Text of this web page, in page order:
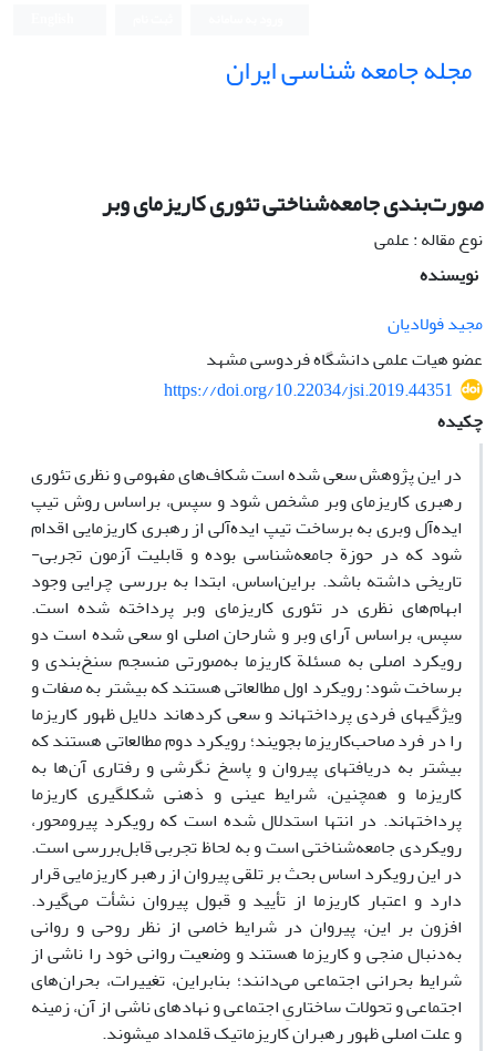
مجله جامعه شناسی ایران
صورت‌بندی جامعه‌شناختی تئوری کاریزمای وبر
نوع مقاله : علمی
نویسنده
مجید فولادیان
عضو هیات علمی دانشگاه فردوسی مشهد
https://doi.org/10.22034/jsi.2019.44351
چکیده
در این پژوهش سعی شده است شکاف‌های مفهومی و نظری تئوری
رهبری کاریزمای وبر مشخص شود و سپس، براساس روش تیپ
ایده‌آل وبری به برساخت تیپ ایده‌آلی از رهبری کاریزمایی اقدام
شود که در حوزة جامعه‌شناسی بوده و قابلیت آزمون تجربی-
تاریخی داشته باشد. براین‌اساس، ابتدا به بررسی چرایی وجود
ابهام‌های نظری در تئوری کاریزمای وبر پرداخته شده است.
سپس، براساس آرای وبر و شارحان اصلی او سعی شده است دو
رویکرد اصلی به مسئلة کاریزما به‌صورتی منسجم سنخ‌بندی و
برساخت شود: رویکرد اول مطالعاتی هستند که بیشتر به صفات و
ویژگی‏های فردی پرداخته‏اند و سعی کرده‏اند دلایل ظهور کاریزما
را در فرد صاحب‌کاریزما بجویند؛ رویکرد دوم مطالعاتی هستند که
بیشتر به دریافت‏های پیروان و پاسخ نگرشی و رفتاری آن‌ها به
کاریزما و همچنین، شرایط عینی و ذهنی شکل‏گیری کاریزما
پرداخته‏اند. در انتها استدلال شده است که رویکرد پیرومحور،
رویکردی جامعه‌شناختی است و به لحاظ تجربی قابل‌بررسی است.
در این رویکرد اساس بحث بر تلقی پیروان از رهبر کاریزمایی قرار
دارد و اعتبار کاریزما از تأیید و قبول پیروان نشأت می‌گیرد.
افزون بر این، پیروان در شرایط خاصی از نظر روحی و روانی
به‌دنبال منجی و کاریزما هستند و وضعیت روانی خود را ناشی از
شرایط بحرانی اجتماعی می‌دانند؛ بنابراین، تغییرات، بحران‌های
اجتماعی و تحولات ساختاریِ اجتماعی و نهادهای ناشی از آن، زمینه
و علت اصلی ظهور رهبران کاریزماتیک قلمداد می‏شوند.